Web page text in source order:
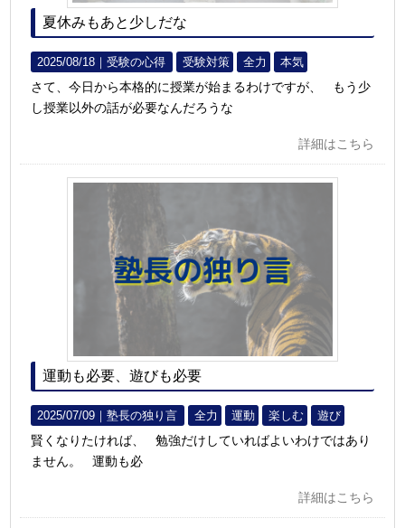
夏休みもあと少しだな
2025/08/18｜受験の心得 受験対策 全力 本気
さて、今日から本格的に授業が始まるわけですが、 もう少
し授業以外の話が必要なんだろうな
詳細はこちら
運動も必要、遊びも必要
2025/07/09｜塾長の独り言 全力 運動 楽しむ 遊び
賢くなりたければ、 勉強だけしていればよいわけではあり
ません。 運動も必
詳細はこちら